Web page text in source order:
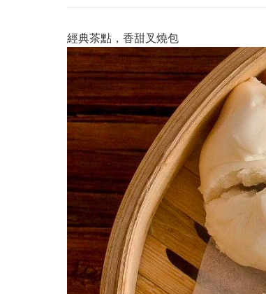
經典茶點，香甜叉燒包